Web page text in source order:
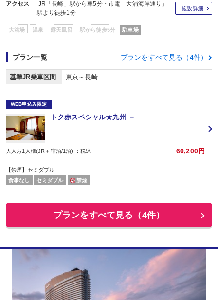
アクセス
JR「長崎」駅から車5分・市電「大浦海岸通り」
駅より徒歩1分
施設詳細
大浴場 温泉 露天風呂 駅から徒歩5分 駐車場
プラン一覧 プランをすべて見る（4件）
基準JR乗車区間 東京～長崎
WEB申込み限定
トク赤スペシャル★九州 －
大人お1人様(JR＋宿泊/1泊) ：税込 60,200円
【禁煙】セミダブル
食事なし
セミダブル 禁煙
プランをすべて見る（4件）